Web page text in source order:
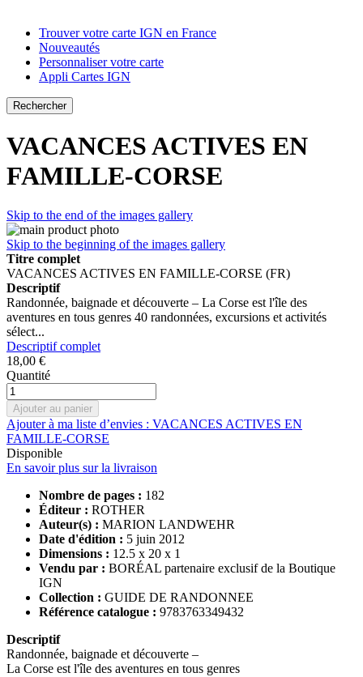
Trouver votre carte IGN en France
Nouveautés
Personnaliser votre carte
Appli Cartes IGN
Rechercher
VACANCES ACTIVES EN
FAMILLE-CORSE
Skip to the end of the images gallery
Skip to the beginning of the images gallery
Titre complet
VACANCES ACTIVES EN FAMILLE-CORSE (FR)
Descriptif
Randonnée, baignade et découverte – La Corse est l'île des
aventures en tous genres 40 randonnées, excursions et activités
sélect...
Descriptif complet
18,00 €
Quantité
Ajouter au panier
Ajouter à ma liste d’envies : VACANCES ACTIVES EN
FAMILLE-CORSE
Disponible
En savoir plus sur la livraison
Nombre de pages : 182
Éditeur : ROTHER
Auteur(s) : MARION LANDWEHR
Date d'édition : 5 juin 2012
Dimensions : 12.5 x 20 x 1
Vendu par : BORÉAL partenaire exclusif de la Boutique
IGN
Collection : GUIDE DE RANDONNEE
Référence catalogue : 9783763349432
Descriptif
Randonnée, baignade et découverte –
La Corse est l'île des aventures en tous genres